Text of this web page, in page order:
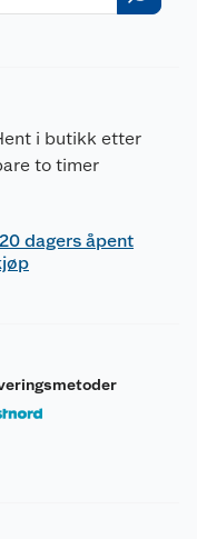
i butikk etter
to timer
dagers åpent